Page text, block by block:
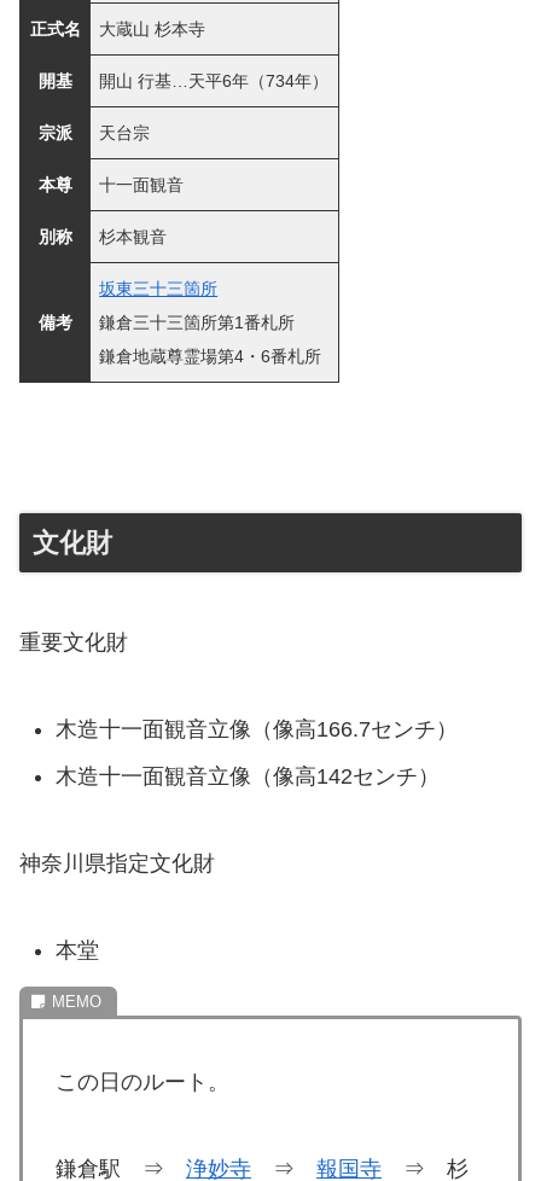
正式名 大蔵山 杉本寺
開基 開山 行基…天平6年（734年）
宗派 天台宗
本尊 十一面観音
別称 杉本観音
備考
坂東三十三箇所
鎌倉三十三箇所第1番札所
鎌倉地蔵尊霊場第4・6番札所
文化財
重要文化財
木造十一面観音立像（像高166.7センチ）
木造十一面観音立像（像高142センチ）
神奈川県指定文化財
本堂
この日のルート。
鎌倉駅 ⇒ 浄妙寺 ⇒ 報国寺 ⇒ 杉